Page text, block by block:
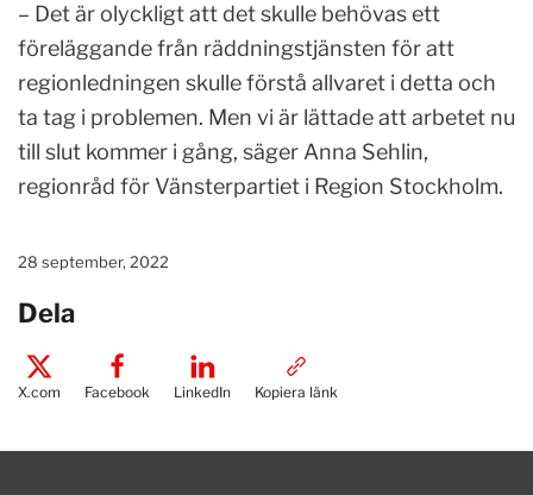
– Det är olyckligt att det skulle behövas ett
föreläggande från räddningstjänsten för att
regionledningen skulle förstå allvaret i detta och
ta tag i problemen. Men vi är lättade att arbetet nu
till slut kommer i gång, säger Anna Sehlin,
regionråd för Vänsterpartiet i Region Stockholm.
28 september, 2022
Dela
X.com Facebook LinkedIn Kopiera länk